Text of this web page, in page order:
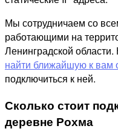
Мы сотрудничаем со
работающими на
Ленинградской
найти ближайшую к вам
подключиться к ней.
Сколько стоит
деревне Рохма